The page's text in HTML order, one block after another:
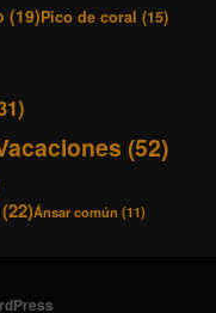
(19)Pico de coral (15)
(52)
(22)Ánsar común (11)